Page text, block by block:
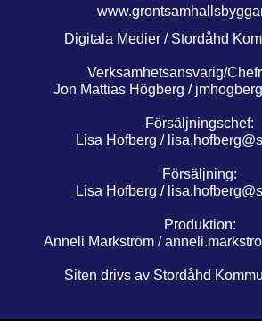
Digitala Medier / Stordåhd
Verksamhetsansvarig/
Jon Mattias Högberg /
Försäljningschef:
Lisa Hofberg /
Försäljning:
Lisa Hofberg /
Produktion:
Anneli Markström /
Siten drivs av Stordåhd